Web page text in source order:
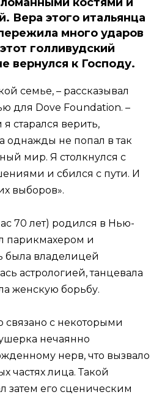
Вера этого итальянца
много ударов
голливудский
вернулся к Господу.
семье, – рассказывал
для Dove Foundation. –
старался верить,
однажды не попал в так
мир. Я столкнулся с
и сбился с пути. И
выборов».
70 лет) родился в Нью-
парикмахером и
была владелицей
астрологией, танцевала
женскую борьбу.
с некоторыми
нечаянно
нерв, что вызвало
частях лица. Такой
затем его сценическим